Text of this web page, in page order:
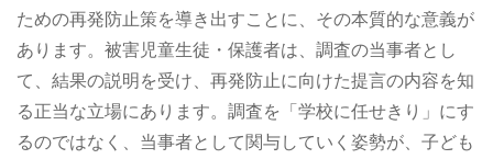
ための再発防止策を導き出すことに、その本質的な意義が
あります。被害児童生徒・保護者は、調査の当事者とし
て、結果の説明を受け、再発防止に向けた提言の内容を知
る正当な立場にあります。調査を「学校に任せきり」にす
るのではなく、当事者として関与していく姿勢が、子ども